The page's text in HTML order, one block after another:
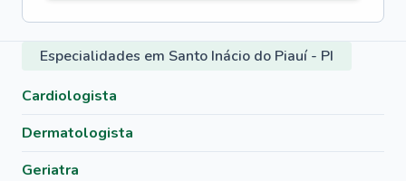
Especialidades em Santo Inácio do Piauí - PI
Cardiologista
Dermatologista
Geriatra